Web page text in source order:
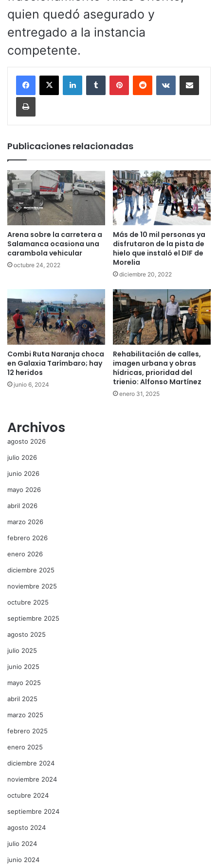
quien quedó asegurado y
entregado a la instancia
competente.
LinkedInTumblr PinterestReddit VKontakteCompartir por
Imprimir
Publicaciones relacionadas
Arena sobre la carretera a
Salamanca ocasiona una
carambola vehicular
octubre 24, 2022
Más de 10 mil personas ya
disfrutaron de la pista de
hielo que instaló el DIF de
Morelia
diciembre 20, 2022
Combi Ruta Naranja choca
en Galaxia Tarímbaro; hay
12 heridos
junio 6, 2024
Rehabilitación de calles,
imagen urbana y obras
hídricas, prioridad del
trienio: Alfonso Martínez
enero 31, 2025
Archivos
agosto 2026
julio 2026
junio 2026
mayo 2026
abril 2026
marzo 2026
febrero 2026
enero 2026
diciembre 2025
noviembre 2025
octubre 2025
septiembre 2025
agosto 2025
julio 2025
junio 2025
mayo 2025
abril 2025
marzo 2025
febrero 2025
enero 2025
diciembre 2024
noviembre 2024
octubre 2024
septiembre 2024
agosto 2024
julio 2024
junio 2024